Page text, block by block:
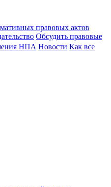
правовых актов
Обсудить правовые
НПА Новости Как все